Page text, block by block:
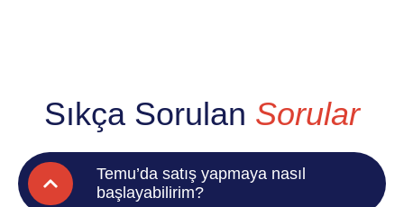
Sıkça Sorulan Sorular
Temu’da satış yapmaya nasıl
başlayabilirim?